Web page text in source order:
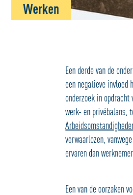
Werken
Een derde van de
een negatieve
onderzoek in
werk- en privébalans,
verwaarlozen,
ervaren dan
Een van de oorzaken